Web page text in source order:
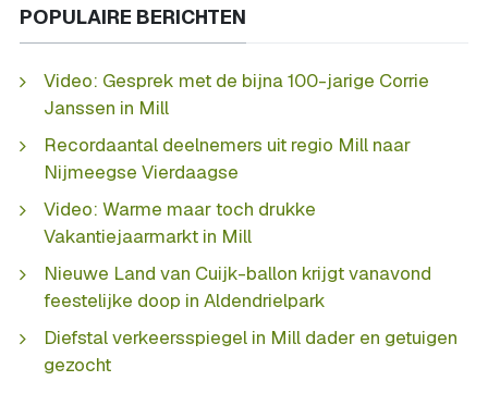
POPULAIRE BERICHTEN
Video: Gesprek met de bijna 100-jarige Corrie
Janssen in Mill
Recordaantal deelnemers uit regio Mill naar
Nijmeegse Vierdaagse
Video: Warme maar toch drukke
Vakantiejaarmarkt in Mill
Nieuwe Land van Cuijk-ballon krijgt vanavond
feestelijke doop in Aldendrielpark
Diefstal verkeersspiegel in Mill dader en getuigen
gezocht